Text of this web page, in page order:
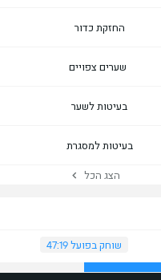
החזקת כדור
שערים צפויים
בעיטות לשער
בעיטות למסגרת
הצג הכל
שוחק בפועל 47:19